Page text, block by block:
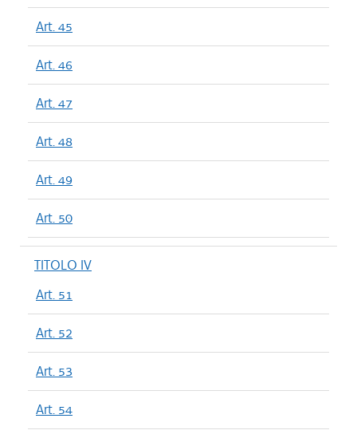
Art. 45
Art. 46
Art. 47
Art. 48
Art. 49
Art. 50
TITOLO IV
Art. 51
Art. 52
Art. 53
Art. 54